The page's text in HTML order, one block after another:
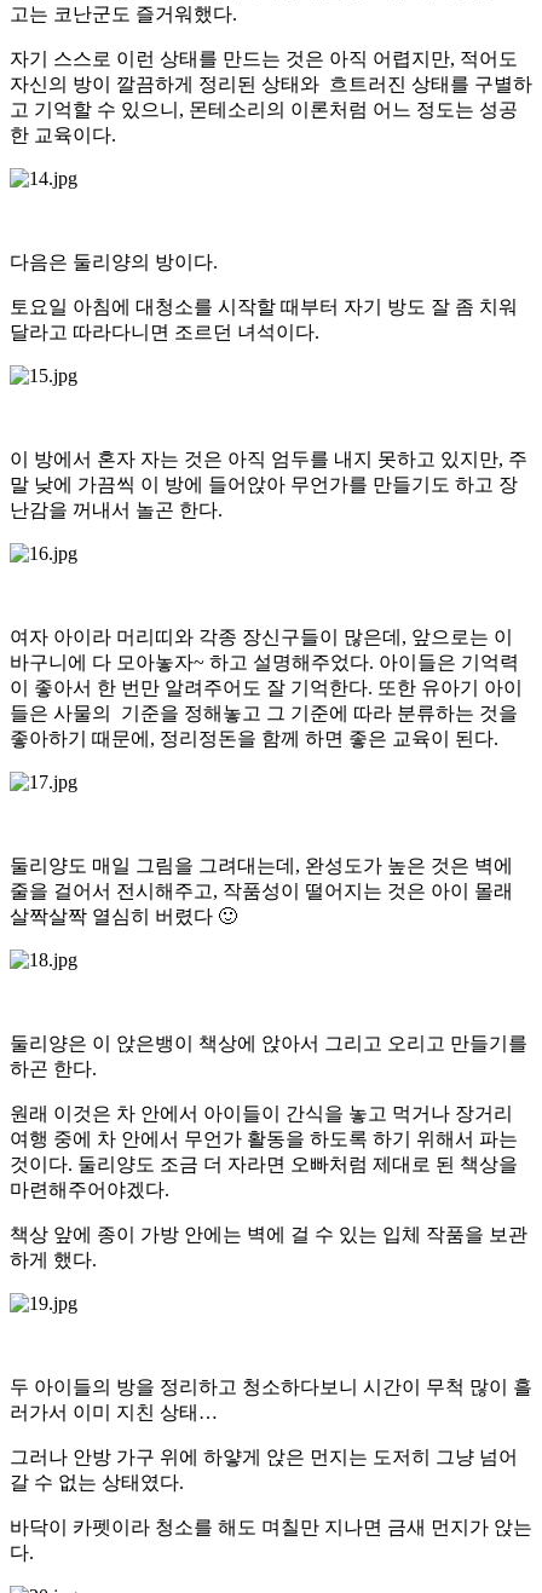
고는 코난군도 즐거워했다.
자기 스스로 이런 상태를 만드는 것은 아직 어렵지만, 적어도
자신의 방이 깔끔하게 정리된 상태와 흐트러진 상태를 구별하
고 기억할 수 있으니, 몬테소리의 이론처럼 어느 정도는 성공
한 교육이다.
다음은 둘리양의 방이다.
토요일 아침에 대청소를 시작할 때부터 자기 방도 잘 좀 치워
달라고 따라다니면 조르던 녀석이다.
이 방에서 혼자 자는 것은 아직 엄두를 내지 못하고 있지만, 주
말 낮에 가끔씩 이 방에 들어앉아 무언가를 만들기도 하고 장
난감을 꺼내서 놀곤 한다.
여자 아이라 머리띠와 각종 장신구들이 많은데, 앞으로는 이
바구니에 다 모아놓자~ 하고 설명해주었다. 아이들은 기억력
이 좋아서 한 번만 알려주어도 잘 기억한다. 또한 유아기 아이
들은 사물의 기준을 정해놓고 그 기준에 따라 분류하는 것을
좋아하기 때문에, 정리정돈을 함께 하면 좋은 교육이 된다.
둘리양도 매일 그림을 그려대는데, 완성도가 높은 것은 벽에
줄을 걸어서 전시해주고, 작품성이 떨어지는 것은 아이 몰래
살짝살짝 열심히 버렸다 🙂
둘리양은 이 앉은뱅이 책상에 앉아서 그리고 오리고 만들기를
하곤 한다.
원래 이것은 차 안에서 아이들이 간식을 놓고 먹거나 장거리
여행 중에 차 안에서 무언가 활동을 하도록 하기 위해서 파는
것이다. 둘리양도 조금 더 자라면 오빠처럼 제대로 된 책상을
마련해주어야겠다.
책상 앞에 종이 가방 안에는 벽에 걸 수 있는 입체 작품을 보관
하게 했다.
두 아이들의 방을 정리하고 청소하다보니 시간이 무척 많이 흘
러가서 이미 지친 상태…
그러나 안방 가구 위에 하얗게 앉은 먼지는 도저히 그냥 넘어
갈 수 없는 상태였다.
바닥이 카펫이라 청소를 해도 며칠만 지나면 금새 먼지가 앉는
다.